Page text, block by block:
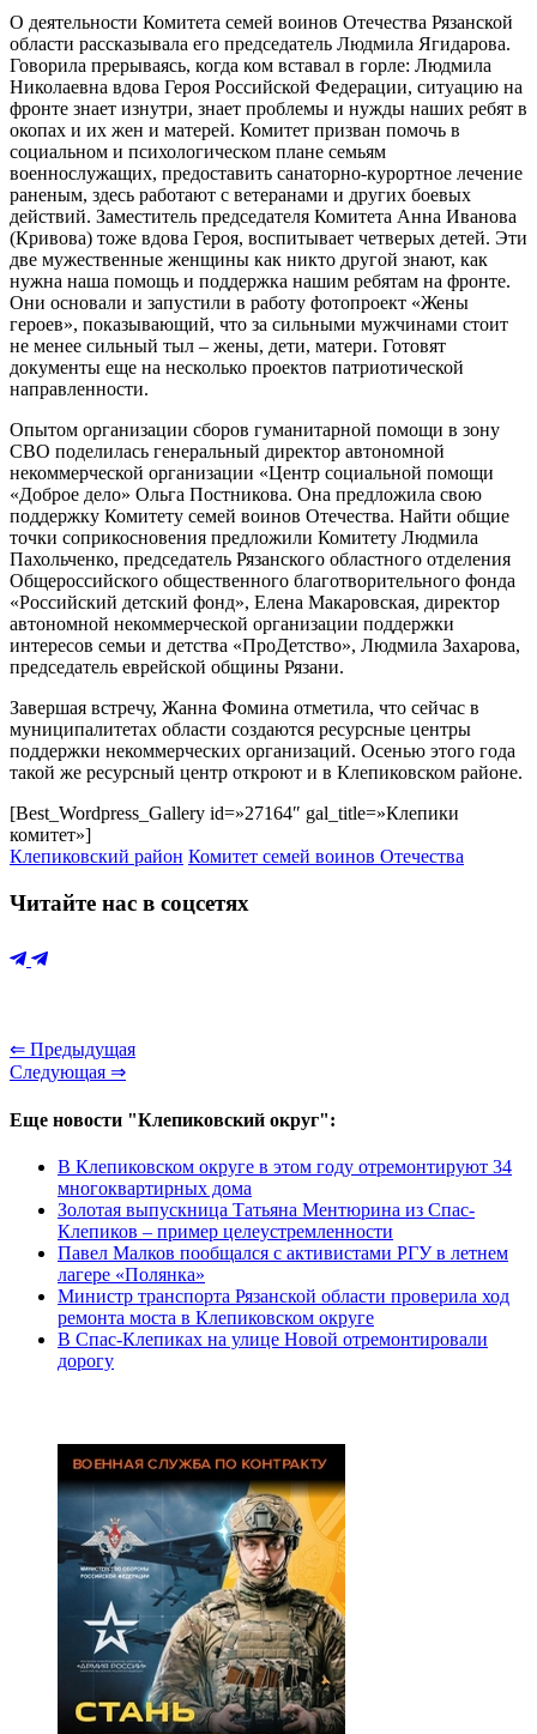
О деятельности Комитета семей воинов Отечества Рязанской
области рассказывала его председатель Людмила Ягидарова.
Говорила прерываясь, когда ком вставал в горле: Людмила
Николаевна вдова Героя Российской Федерации, ситуацию на
фронте знает изнутри, знает проблемы и нужды наших ребят в
окопах и их жен и матерей. Комитет призван помочь в
социальном и психологическом плане семьям
военнослужащих, предоставить санаторно-курортное лечение
раненым, здесь работают с ветеранами и других боевых
действий. Заместитель председателя Комитета Анна Иванова
(Кривова) тоже вдова Героя, воспитывает четверых детей. Эти
две мужественные женщины как никто другой знают, как
нужна наша помощь и поддержка нашим ребятам на фронте.
Они основали и запустили в работу фотопроект «Жены
героев», показывающий, что за сильными мужчинами стоит
не менее сильный тыл – жены, дети, матери. Готовят
документы еще на несколько проектов патриотической
направленности.
Опытом организации сборов гуманитарной помощи в зону
СВО поделилась генеральный директор автономной
некоммерческой организации «Центр социальной помощи
«Доброе дело» Ольга Постникова. Она предложила свою
поддержку Комитету семей воинов Отечества. Найти общие
точки соприкосновения предложили Комитету Людмила
Пахольченко, председатель Рязанского областного отделения
Общероссийского общественного благотворительного фонда
«Российский детский фонд», Елена Макаровская, директор
автономной некоммерческой организации поддержки
интересов семьи и детства «ПроДетство», Людмила Захарова,
председатель еврейской общины Рязани.
Завершая встречу, Жанна Фомина отметила, что сейчас в
муниципалитетах области создаются ресурсные центры
поддержки некоммерческих организаций. Осенью этого года
такой же ресурсный центр откроют и в Клепиковском районе.
[Best_Wordpress_Gallery id=»27164″ gal_title=»Клепики
комитет»]
Клепиковский район Комитет семей воинов Отечества
Читайте нас в соцсетях
⇐ Предыдущая
Следующая ⇒
Еще новости "Клепиковский округ":
В Клепиковском округе в этом году отремонтируют 34
многоквартирных дома
Золотая выпускница Татьяна Ментюрина из Спас-
Клепиков – пример целеустремленности
Павел Малков пообщался с активистами РГУ в летнем
лагере «Полянка»
Министр транспорта Рязанской области проверила ход
ремонта моста в Клепиковском округе
В Спас-Клепиках на улице Новой отремонтировали
дорогу